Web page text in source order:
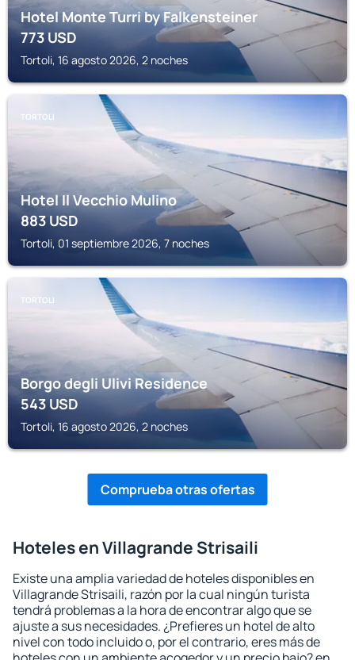
Hotel Monte Turri by Falkensteiner
773USD
Tortoli, 16 agosto 2026, 2 noches
TORTOLI
Hotel Il Vecchio Mulino
883USD
Tortoli, 01 septiembre 2026, 7 noches
TORTOLI
Borgo degli Ulivi Residence
543USD
Tortoli, 16 agosto 2026, 2 noches
Comprueba otras ofertas
Hoteles en Villagrande Strisaili
Existe una amplia variedad de hoteles disponibles en
Villagrande Strisaili, razón por la cual ningún turista
tendrá problemas a la hora de encontrar algo que se
ajuste a sus necesidades. ¿Prefieres un hotel de alto
nivel con todo incluido o, por el contrario, eres más de